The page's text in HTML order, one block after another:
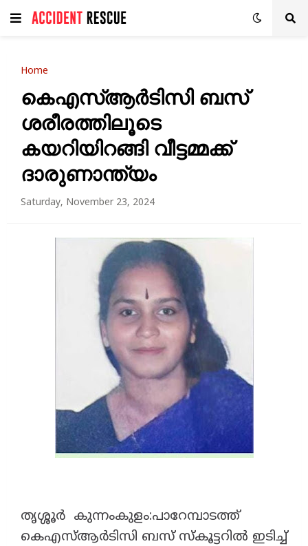
Home
കെഎസ്ആർടിസി ബസ്
ശരീരത്തിലൂടെ
കയറിയിറങ്ങി വീട്ടമ്മക്ക്
ദാരുണാന്ത്യം
Saturday, November 23, 2024
തൃശ്ശൂർ കുന്നംകുളം:പാറേമ്പാടത്ത്
കെഎസ്ആർടിസി ബസ് സ്കൂട്ടറിൽ ഇടിച്ച്